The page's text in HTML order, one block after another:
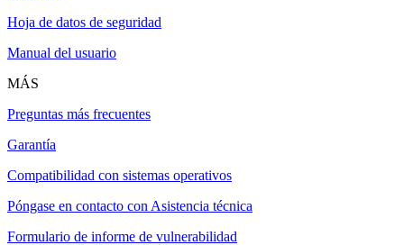
Hoja de datos de seguridad
Manual del usuario
MÁS
Preguntas más frecuentes
Garantía
Compatibilidad con sistemas operativos
Póngase en contacto con Asistencia técnica
Formulario de informe de vulnerabilidad